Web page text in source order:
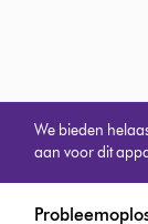
We bieden
aan voor dit